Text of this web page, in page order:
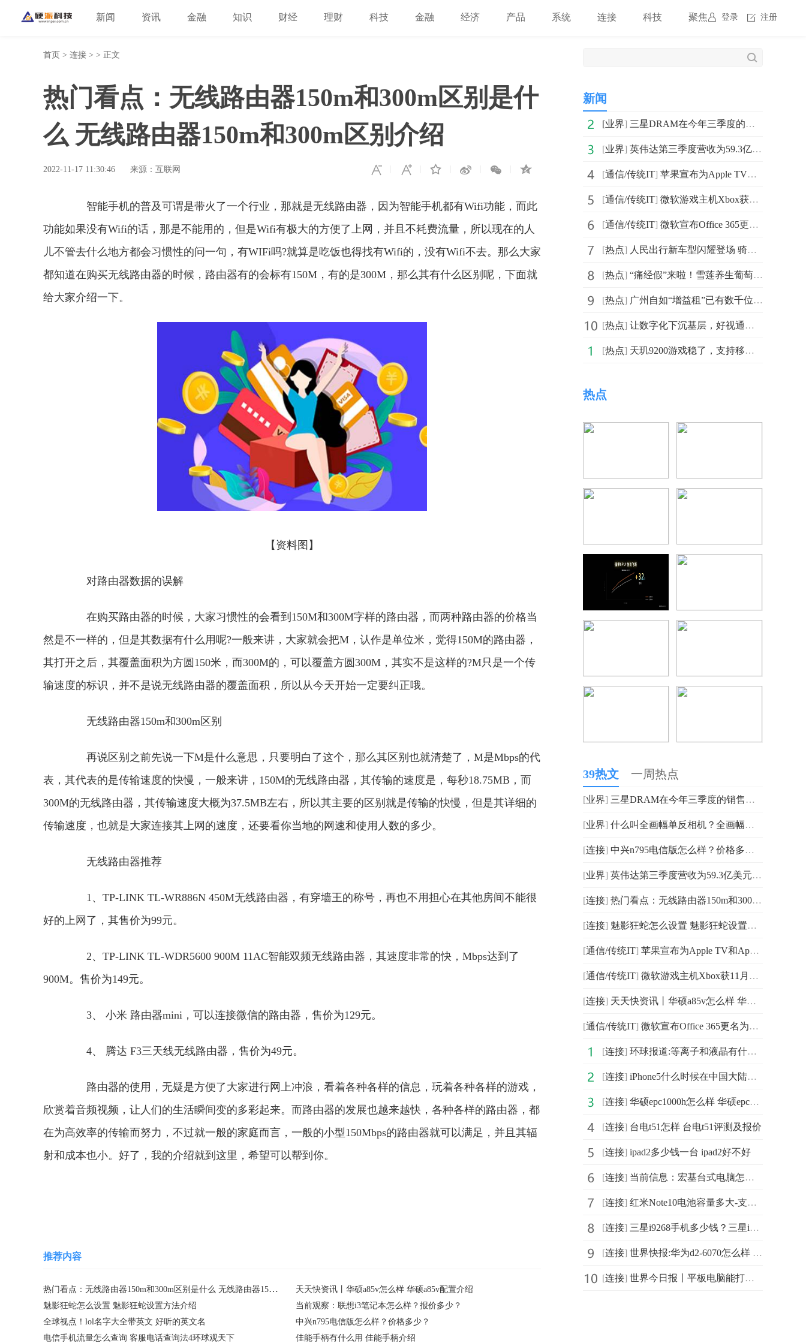
登录 注册
新闻 资讯 金融 知识 财经 理财 科技 金融 经济 产品 系统 连接 科技 聚焦
首页 > 连接 > > 正文
热门看点：无线路由器150m和300m区别是什
么 无线路由器150m和300m区别介绍
2022-11-17 11:30:46 来源：互联网
智能手机的普及可谓是带火了一个行业，那就是无线路由器，因为智能手机都有Wifi功能，而此
功能如果没有Wifi的话，那是不能用的，但是Wifi有极大的方便了上网，并且不耗费流量，所以现在的人
儿不管去什么地方都会习惯性的问一句，有WIFi吗?就算是吃饭也得找有Wifi的，没有Wifi不去。那么大家
都知道在购买无线路由器的时候，路由器有的会标有150M，有的是300M，那么其有什么区别呢，下面就
给大家介绍一下。
【资料图】
对路由器数据的误解
在购买路由器的时候，大家习惯性的会看到150M和300M字样的路由器，而两种路由器的价格当
然是不一样的，但是其数据有什么用呢?一般来讲，大家就会把M，认作是单位米，觉得150M的路由器，
其打开之后，其覆盖面积为方圆150米，而300M的，可以覆盖方圆300M，其实不是这样的?M只是一个传
输速度的标识，并不是说无线路由器的覆盖面积，所以从今天开始一定要纠正哦。
无线路由器150m和300m区别
再说区别之前先说一下M是什么意思，只要明白了这个，那么其区别也就清楚了，M是Mbps的代
表，其代表的是传输速度的快慢，一般来讲，150M的无线路由器，其传输的速度是，每秒18.75MB，而
300M的无线路由器，其传输速度大概为37.5MB左右，所以其主要的区别就是传输的快慢，但是其详细的
传输速度，也就是大家连接其上网的速度，还要看你当地的网速和使用人数的多少。
无线路由器推荐
1、TP-LINK TL-WR886N 450M无线路由器，有穿墙王的称号，再也不用担心在其他房间不能很
好的上网了，其售价为99元。
2、TP-LINK TL-WDR5600 900M 11AC智能双频无线路由器，其速度非常的快，Mbps达到了
900M。售价为149元。
3、 小米 路由器mini，可以连接微信的路由器，售价为129元。
4、 腾达 F3三天线无线路由器，售价为49元。
路由器的使用，无疑是方便了大家进行网上冲浪，看着各种各样的信息，玩着各种各样的游戏，
欣赏着音频视频，让人们的生活瞬间变的多彩起来。而路由器的发展也越来越快，各种各样的路由器，都
在为高效率的传输而努力，不过就一般的家庭而言，一般的小型150Mbps的路由器就可以满足，并且其辐
射和成本也小。好了，我的介绍就到这里，希望可以帮到你。
推荐内容
热门看点：无线路由器150m和300m区别是什么 无线路由器150m和300m区别介绍
天天快资讯丨华硕a85v怎么样 华硕a85v配置介绍
魅影狂蛇怎么设置 魅影狂蛇设置方法介绍
当前观察：联想i3笔记本怎么样？报价多少？
全球视点！lol名字大全带英文 好听的英文名
中兴n795电信版怎么样？价格多少？
电信手机流量怎么查询 客服电话查询法4环球观天下
佳能手柄有什么用 佳能手柄介绍
新闻
[业界] 三星DRAM在今年三季度的销售额 由上一季度的111.21亿美
[业界] 英伟达第三季度营收为59.3亿美元 同比下降17%
[通信/传统IT] 苹果宣布为Apple TV和Apple TV+用户提供全新的MLS Sea
[通信/传统IT] 微软游戏主机Xbox获11月更新 主要增强了Discord Vioce语音功能等
[通信/传统IT] 微软宣布Office 365更名为Microsoft 365
[热点] 人民出行新车型闪耀登场 骑行更智能、更安全
[热点] “痛经假”来啦！雪莲养生葡萄酒守护痛经宫寒女性健康
[热点] 广州自如“增益租”已有数千位业主签约，助力解决房屋托
[热点] 让数字化下沉基层，好视通云视频为卢氏县智慧政务建设注
[热点] 天玑9200游戏稳了，支持移动端硬件光追技术才是手游趋势
热点
39热文 一周热点
[业界] 三星DRAM在今年三季度的销售额 由上一季度的111.21亿美
[业界] 什么叫全画幅单反相机？全画幅和半画幅有什么区别？单反
[连接] 中兴n795电信版怎么样？价格多少？
[业界] 英伟达第三季度营收为59.3亿美元 同比下降17%
[连接] 热门看点：无线路由器150m和300m区别是什么 无线路由器1
[连接] 魅影狂蛇怎么设置 魅影狂蛇设置方法介绍
[通信/传统IT] 苹果宣布为Apple TV和Apple TV+用户提供全新的MLS Sea
[通信/传统IT] 微软游戏主机Xbox获11月更新 主要增强了Discord Vioce语音功能等
[连接] 天天快资讯丨华硕a85v怎么样 华硕a85v配置介绍
[通信/传统IT] 微软宣布Office 365更名为Microsoft 365
[连接] 环球报道:等离子和液晶有什么区别_等离子电视与液晶电视
[连接] iPhone5什么时候在中国大陆上市
[连接] 华硕epc1000h怎么样 华硕epc1000h评测详情
[连接] 台电t51怎样 台电t51评测及报价
[连接] ipad2多少钱一台 ipad2好不好
[连接] 当前信息：宏基台式电脑怎么样 宏基台式电脑介绍
[连接] 红米Note10电池容量多大-支持多少瓦快充3环球快播报
[连接] 三星i9268手机多少钱？三星i9268手机的价格及评测
[连接] 世界快报:华为d2-6070怎么样 有哪些优势
[连接] 世界今日报丨平板电脑能打电话么 方法介绍